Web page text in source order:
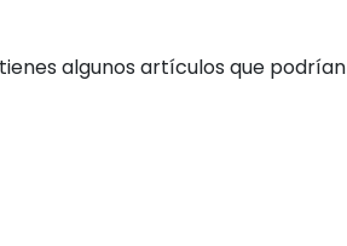
algunos artículos que podrían